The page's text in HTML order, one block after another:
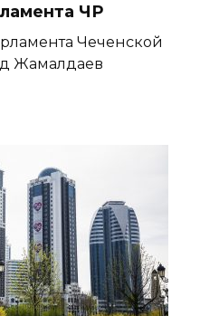
ЧР
Чеченской
Жамалдаев